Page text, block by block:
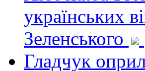
українських
Зеленського
Гладчук